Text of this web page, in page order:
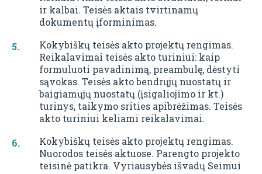
ir kalbai. Teisės aktais tvirtinamų
dokumentų įforminimas.
Kokybiškų teisės akto projektų rengimas.
Reikalavimai teisės akto turiniui: kaip
formuluoti pavadinimą, preambulę, dėstyti
sąvokas. Teisės akto bendrųjų nuostatų ir
baigiamųjų nuostatų (įsigaliojimo ir kt.)
turinys, taikymo srities apibrėžimas. Teisės
akto turiniui keliami reikalavimai.
Kokybiškų teisės akto projektų rengimas.
Nuorodos teisės aktuose. Parengto projekto
teisinė patikra. Vyriausybės išvadų Seimui